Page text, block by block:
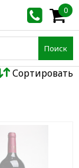
0
Поиск
Сортировать